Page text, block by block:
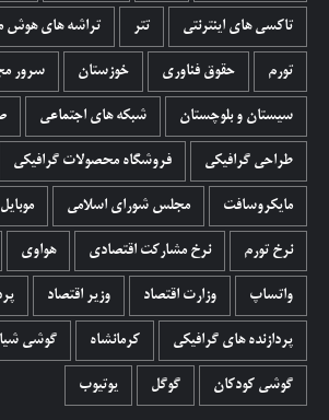
تاکسی های اینترنتی تتر تراشه های هوش
تورم حقوق فناوری خوزستان سرور
سیستان و بلوچستان شبکه های اجتماعی
طراحی گرافیکی فروشگاه محصولات گرافيکی
مایکروسافت مجلس شورای اسلامی موبایل
نرخ تورم نرخ مشارکت اقتصادی هواوی
واتساپ وزارت اقتصاد وزیر اقتصاد
پردازنده های گرافیکی کرمانشاه گوشی
گوشی کودکان گوگل یوتیوب